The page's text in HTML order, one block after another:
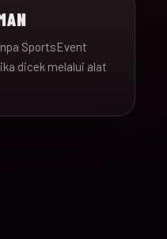
SportsEvent
dicek melalui alat